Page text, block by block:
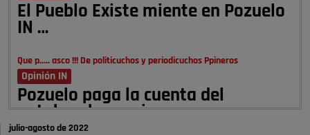
El Pueblo Existe miente en Pozuelo
IN …
Que p..... asco !!! De politicuchos y periodicuchos Ppineros
Opinión IN
Pozuelo paga la cuenta del
autobombo: casi …
julio-agosto de 2022